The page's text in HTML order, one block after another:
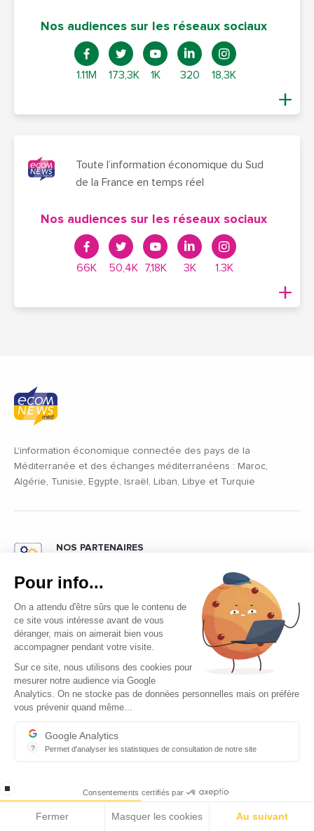
Nos audiences sur les réseaux sociaux
1.11M 173,3K 1K 320 18,3K
Toute l’information économique du Sud
de la France en temps réel
Nos audiences sur les réseaux sociaux
66K 50,4K 7,18K 3K 1.3K
L'information économique connectée des pays de la
Méditerranée et des échanges méditerranéens : Maroc,
Algérie, Tunisie, Egypte, Israël, Liban, Libye et Turquie
ÉCONOMIE
comprendre comment se développent les pays du pourtour de
Ecomnews Med sélectionne tous les évènements,
NOS PARTENAIRES
économiques et politiques des pays de la
Méditerranée qui soutiennent l'action d'Ecomnews
Med
Pour info...
On a attendu d'être sûrs que le contenu de
ce site vous intéresse avant de vous
déranger, mais on aimerait bien vous
accompagner pendant votre visite.
Sur ce site, nous utilisons des cookies pour
mesurer notre audience via Google
Analytics. On ne stocke pas de données personnelles mais on préfère
vous prévenir quand même...
?
Google Analytics
Permet d'analyser les statistiques de consultation de notre site
stop loading Consentements certifiés par
Fermer Masquer les cookies Au suivant